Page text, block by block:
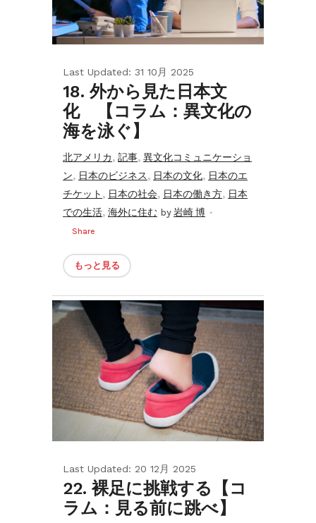
Last Updated: 31 10月 2025
18. 外から見た日本文
化 【コラム：異文化の
海を泳ぐ】
北アメリカ, 記事, 異文化コミュニケーショ
ン, 日本のビジネス, 日本の文化, 日本のエ
チケット , 日本の社会, 日本の働き方, 日本
での生活, 海外に住む by岩崎 博
Share
もっと見る
Last Updated: 20 12月 2025
22. 裸足に挑戦する【コ
ラム：見る前に跳べ】